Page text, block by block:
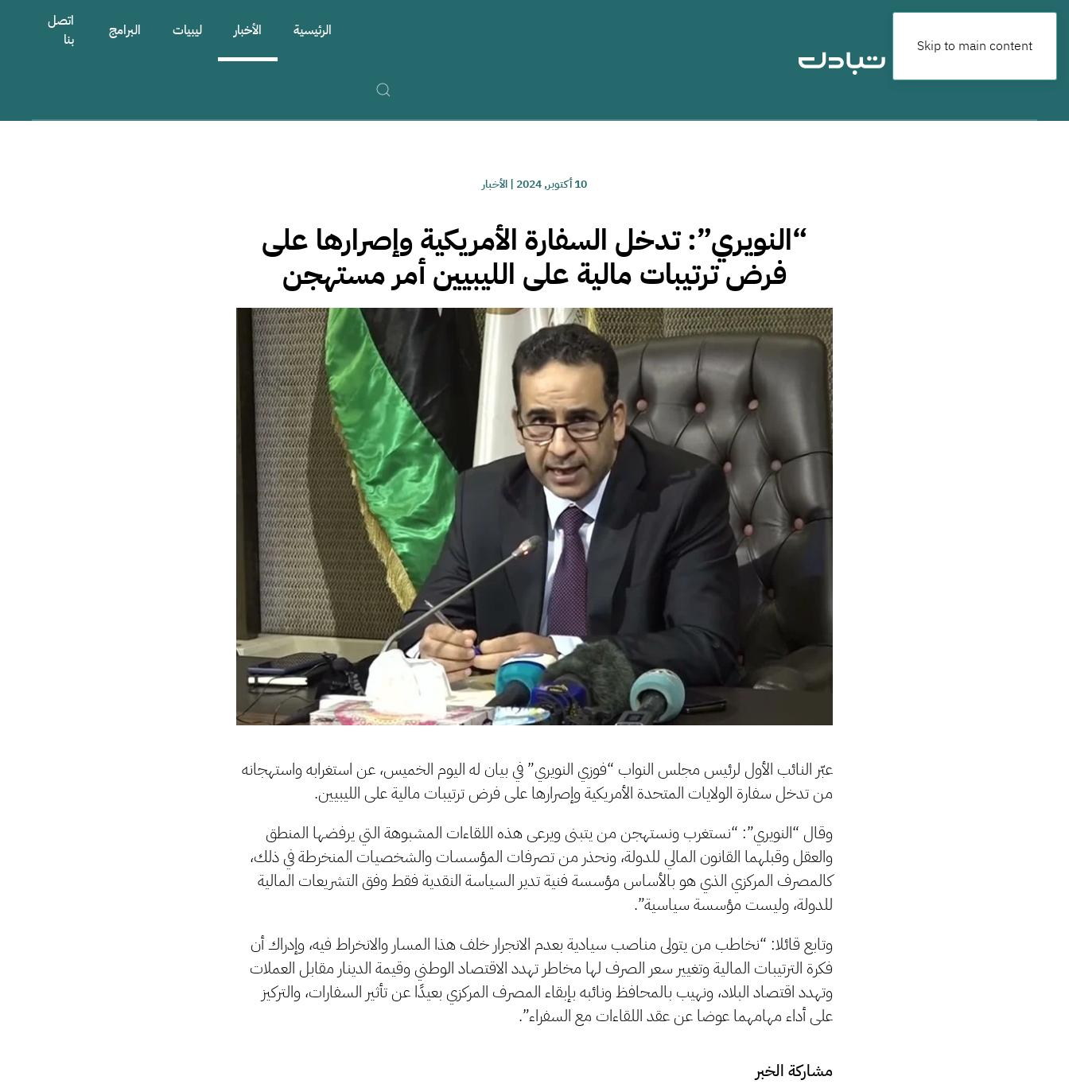
Skip to main content
الرئيسية الأخبار ليبيات البرامج
اتصل
بنا
10 أكتوبر, 2024 |الأخبار
“النويري”: تدخل السفارة الأمريكية وإصرارها على
فرض ترتيبات مالية على الليبيين أمر مستهجن
عبّر النائب الأول لرئيس مجلس النواب “فوزي النويري” في بيان له اليوم الخميس، عن استغرابه واستهجانه
من تدخل سفارة الولايات المتحدة الأمريكية وإصرارها على فرض ترتيبات مالية على الليبيين.
وقال “النويري”: “نستغرب ونستهجن من يتبنى ويرعى هذه اللقاءات المشبوهة التي يرفضها المنطق
والعقل وقبلهما القانون المالي للدولة، ونحذر من تصرفات المؤسسات والشخصيات المنخرطة في ذلك،
كالمصرف المركزي الذي هو بالأساس مؤسسة فنية تدير السياسة النقدية فقط وفق التشريعات المالية
للدولة، وليست مؤسسة سياسية”.
وتابع قائلا: “نخاطب من يتولى مناصب سيادية بعدم الانجرار خلف هذا المسار والانخراط فيه، وإدراك أن
فكرة الترتيبات المالية وتغيير سعر الصرف لها مخاطر تهدد الاقتصاد الوطني وقيمة الدينار مقابل العملات
وتهدد اقتصاد البلاد، ونهيب بالمحافظ ونائبه بإبقاء المصرف المركزي بعيدًا عن تأثير السفارات، والتركيز
على أداء مهامهما عوضا عن عقد اللقاءات مع السفراء”.
مشاركة الخبر